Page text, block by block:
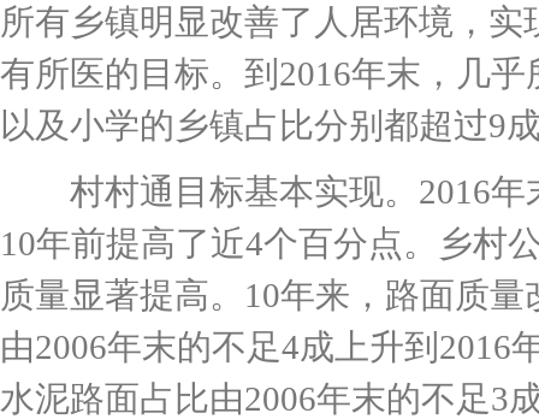
所有乡镇明显改善了人居环境，
有所医的目标。到2016年末，几
以及小学的乡镇占比分别都超过9
村村通目标基本实现。2016年
10年前提高了近4个百分点。乡村
质量显著提高。10年来，路面质
由2006年末的不足4成上升到2016
水泥路面占比由2006年末的不足3